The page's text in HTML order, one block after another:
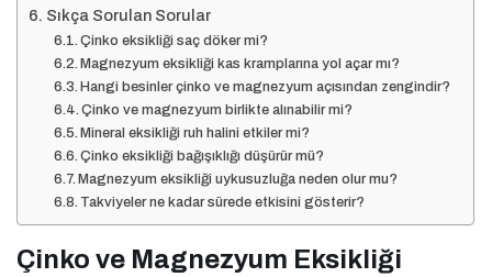
Sıkça Sorulan Sorular
Çinko eksikliği saç döker mi?
Magnezyum eksikliği kas kramplarına yol açar mı?
Hangi besinler çinko ve magnezyum açısından zengindir?
Çinko ve magnezyum birlikte alınabilir mi?
Mineral eksikliği ruh halini etkiler mi?
Çinko eksikliği bağışıklığı düşürür mü?
Magnezyum eksikliği uykusuzluğa neden olur mu?
Takviyeler ne kadar sürede etkisini gösterir?
Çinko ve Magnezyum Eksikliği